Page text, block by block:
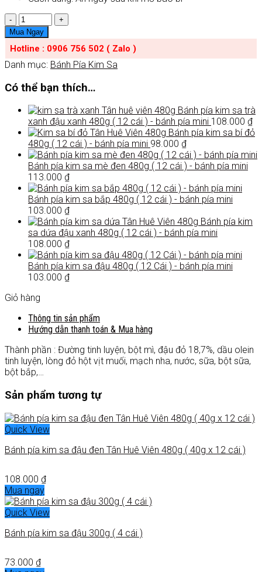
Số
lượng
Mua Ngay
Hotline : 0906 756 502 ( Zalo )
Danh mục: Bánh Pía Kim Sa
Có thể bạn thích…
Bánh pía kim sa trà
xanh đậu xanh 480g ( 12 cái ) - bánh pía mini 108.000 ₫
Bánh pía kim sa bí đỏ
480g ( 12 cái ) - bánh pía mini 98.000 ₫
Bánh pía kim sa mè đen 480g ( 12 cái ) - bánh pía mini
113.000 ₫
Bánh pía kim sa bắp 480g ( 12 cái ) - bánh pía mini
103.000 ₫
Bánh pía kim
sa dứa đậu xanh 480g ( 12 cái ) - bánh pía mini
108.000 ₫
Bánh pía kim sa đậu 480g ( 12 Cái ) - bánh pía mini
103.000 ₫
Giỏ hàng
Thông tin sản phẩm
Hướng dẫn thanh toán & Mua hàng
Thành phần : Đường tinh luyện, bột mì, đậu đỏ 18,7%, dầu olein
tinh luyện, lòng đỏ hột vịt muối, mạch nha, nước, sữa, bột sữa,
bột bắp,…
Sản phẩm tương tự
Quick View
Bánh pía kim sa đậu đen Tân Huê Viên 480g ( 40g x 12 cái )
108.000 ₫
Mua ngay
Quick View
Bánh pía kim sa đậu 300g ( 4 cái )
73.000 ₫